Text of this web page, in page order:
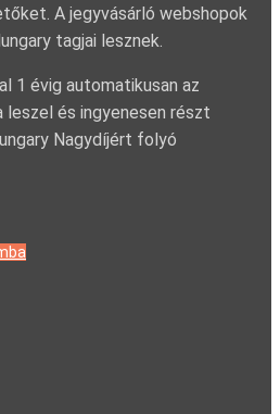
A jegyvásárló webshopok
tagjai lesznek.
1 évig automatikusan az
leszel és ingyenesen részt
Nagydíjért folyó